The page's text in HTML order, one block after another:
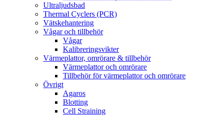
Ultraljudsbad
Thermal Cyclers (PCR)
Vätskehantering
Vågar och tillbehör
Vågar
Kalibreringsvikter
Värmeplattor, omrörare & tillbehör
Värmeplattor och omrörare
Tillbehör för värmeplattor och omrörare
Övrigt
Agaros
Blotting
Cell Straining